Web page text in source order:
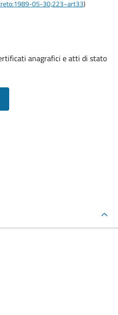
05-30;223~art33)
anagrafici e atti di stato